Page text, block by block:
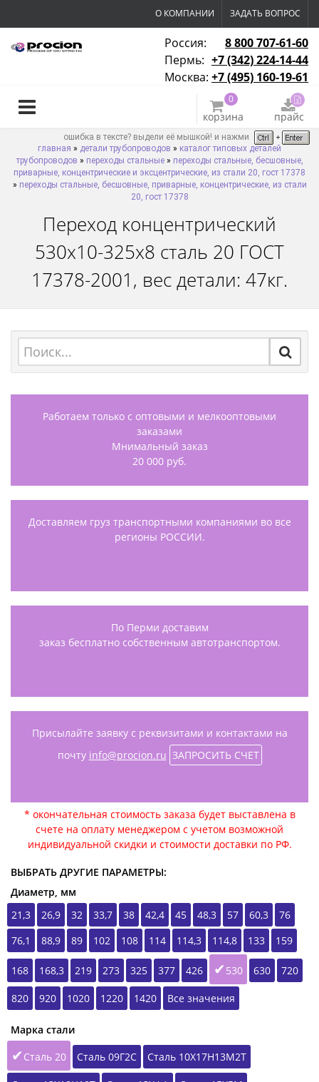
О КОМПАНИИ ЗАДАТЬ ВОПРОС
Россия:
8 800 707-61-60
Пермь: +7 (342) 224-14-44
Москва: +7 (495) 160-19-61
0
корзина прайс
ошибка в тексте? выдели её мышкой! и нажми
главная » детали трубопроводов » каталог типовых деталей
трубопроводов » переходы стальные» переходы стальные, бесшовные,
приварные, концентрические и эксцентрические, из стали 20, гост 17378
» переходы стальные, бесшовные, приварные, концентрические, из стали
20, гост 17378
Переход концентрический
530х10-325х8 сталь 20 ГОСТ
17378-2001, вес детали: 47кг.
Работаем только с оптовыми и мелкооптовыми
заказами
Мнимальный заказ
20 000 руб.
Доставляем груз транспортными компаниями во все
регионы РОССИИ.
По Перми доставим
заказ бесплатно собственным автотранспортом.
Присылайте заявку с реквизитами и контактами на
почту info@procion.ru ЗАПРОСИТЬ СЧЕТ
* окончательная стоимость заказа будет выставлена в
счете на оплату менеджером с учетом возможной
индивидуальной скидки и стоимости доставки по РФ.
ВЫБРАТЬ ДРУГИЕ ПАРАМЕТРЫ:
Диаметр, мм
21,3
26,9 32 33,7 38 42,4 45 48,3 57 60,3
76
76,1
88,9 89 102 108 114 114,3 114,8 133 159
168 168,3 219 273 325 377 426 530 630 720
820 920 1020 1220 1420 Все значения
Марка стали
Сталь 20
Сталь 09Г2С Сталь 10Х17Н13М2Т